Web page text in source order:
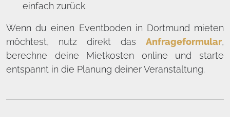
einfach zurück.
Wenn du einen Eventboden in Dortmund mieten
möchtest, nutz direkt das Anfrageformular,
berechne deine Mietkosten online und starte
entspannt in die Planung deiner Veranstaltung.